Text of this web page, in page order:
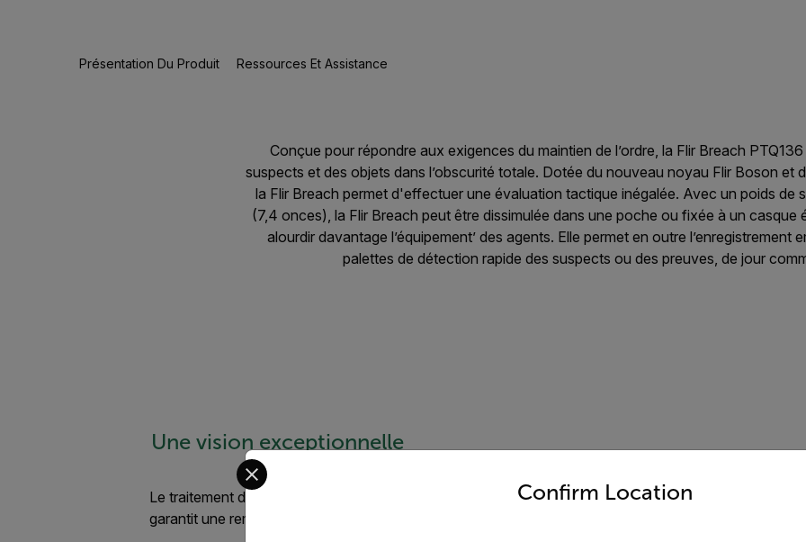
Présentation Du Produit Ressources Et Assistance
Conçue pour répondre aux exigences du maintien de l’ordre, la Flir Breach
suspects et des objets dans l’obscurité totale. Dotée du nouveau noyau Flir Boson et
la Flir Breach permet d'effectuer une évaluation tactique inégalée. Avec un poids de
(7,4 onces), la Flir Breach peut être dissimulée dans une poche ou fixée à un casque
alourdir davantage l’équipement’ des agents. Elle permet en outre l’enregistrement
palettes de détection rapide des suspects ou des preuves, de jour
Une vision exceptionnelle
Le traitement d’image avancé du cœur thermique interne du modèle Flir Boson, associé à un écran
garantit une remarquable clarté d’image, ainsi que de meilleures capacités de détection et de
Confirm Location
Select your preferred country and language from the options below to access the